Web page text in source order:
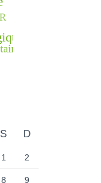
S D
1 2
8 9